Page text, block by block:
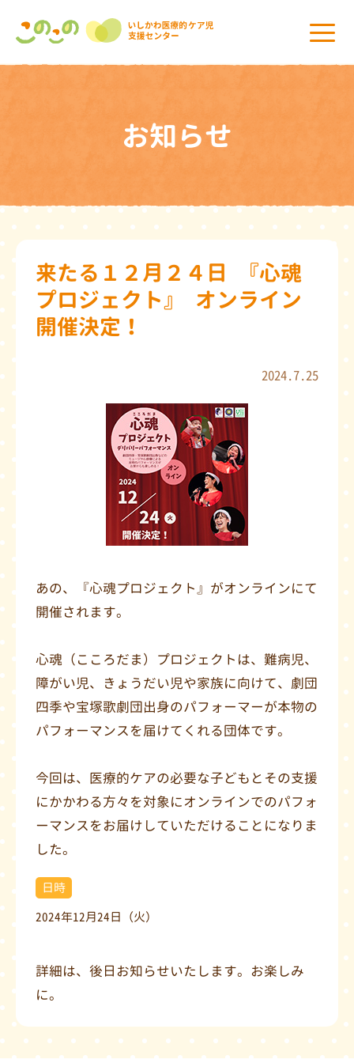
お知らせ
来たる１２月２４日 『心魂
プロジェクト』 オンライン
開催決定！
2024.7.25
あの、『心魂プロジェクト』がオンラインにて
開催されます。
心魂（こころだま）プロジェクトは、難病児、
障がい児、きょうだい児や家族に向けて、劇団
四季や宝塚歌劇団出身のパフォーマーが本物の
パフォーマンスを届けてくれる団体です。
今回は、医療的ケアの必要な子どもとその支援
にかかわる方々を対象にオンラインでのパフォ
ーマンスをお届けしていただけることになりま
した。
日時
2024年12月24日（火）
詳細は、後日お知らせいたします。お楽しみ
に。